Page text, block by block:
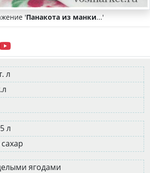
'Панакота из манки...'
л
л
ягодами